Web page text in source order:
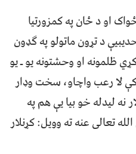
او د ځان په کمزورتيا
د تړون ماتولو په ګډون
ظلمونه او وحشتونه يو ـ يو
کې لا رعب واچاو، سخت وډار
نه ليدله خو بيا يې هم په
تعالى عنه ته وويل: کړنلار